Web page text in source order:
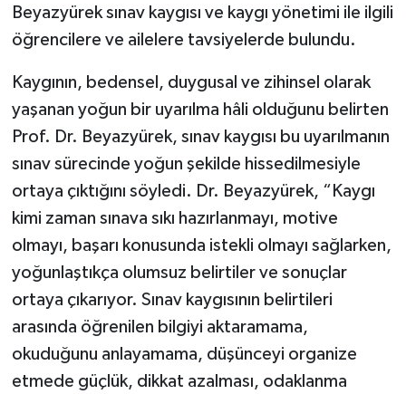
Beyazyürek sınav kaygısı ve kaygı yönetimi ile ilgili
öğrencilere ve ailelere tavsiyelerde bulundu.
Kaygının, bedensel, duygusal ve zihinsel olarak
yaşanan yoğun bir uyarılma hâli olduğunu belirten
Prof. Dr. Beyazyürek, sınav kaygısı bu uyarılmanın
sınav sürecinde yoğun şekilde hissedilmesiyle
ortaya çıktığını söyledi. Dr. Beyazyürek, “Kaygı
kimi zaman sınava sıkı hazırlanmayı, motive
olmayı, başarı konusunda istekli olmayı sağlarken,
yoğunlaştıkça olumsuz belirtiler ve sonuçlar
ortaya çıkarıyor. Sınav kaygısının belirtileri
arasında öğrenilen bilgiyi aktaramama,
okuduğunu anlayamama, düşünceyi organize
etmede güçlük, dikkat azalması, odaklanma